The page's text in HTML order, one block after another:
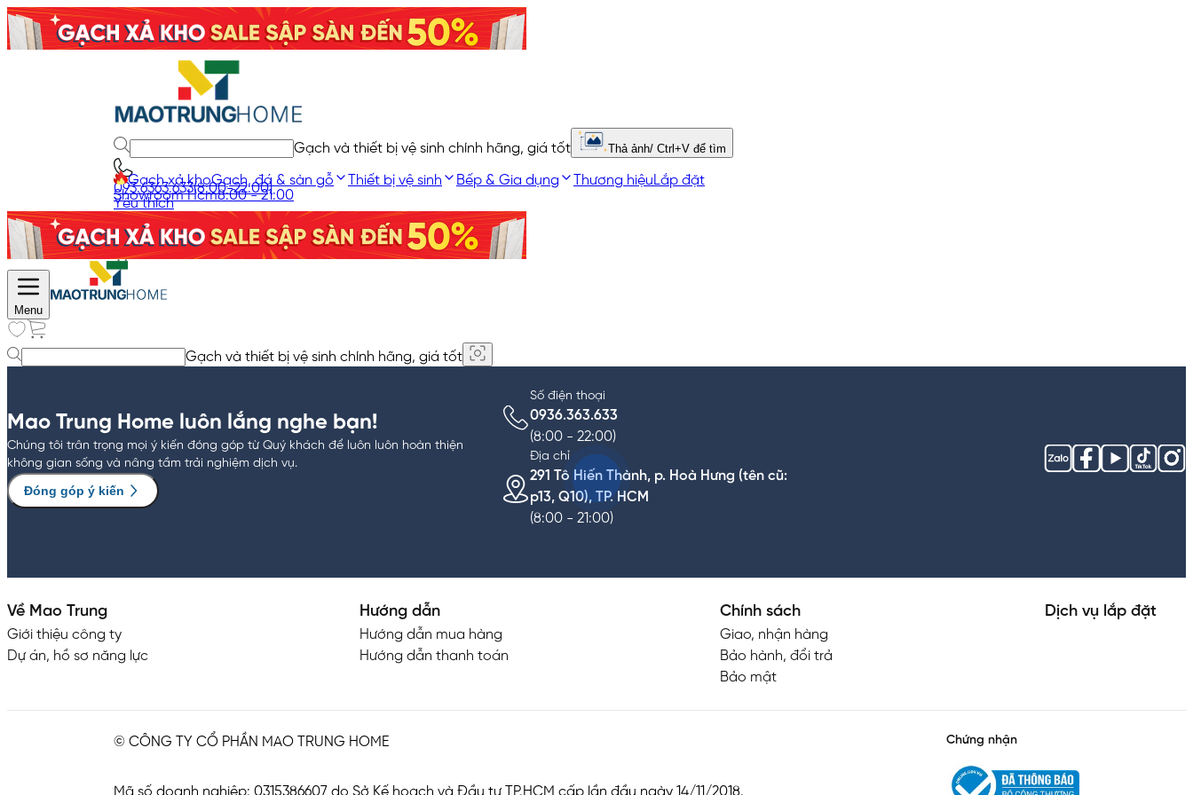
Gạch và thiết bị vệ sinh chính hãng, giá tốt Thả ảnh/ Ctrl+V để tìm
093.6363.633(8:00-22:00)
Yêu thích
Giỏ hàng
Gạch xả khoGạch, đá & sàn gỗ Thiết bị vệ sinh Bếp & Gia dụng Thương hiệuLắp đặt
Showroom Hcm8:00 - 21:00
Menu
Gạch và thiết bị vệ sinh chính hãng, giá tốt
Mao Trung Home luôn lắng nghe bạn!
Chúng tôi trân trọng mọi ý kiến đóng góp từ Quý khách để luôn luôn hoàn thiện
không gian sống và nâng tầm trải nghiệm dịch vụ.
Đóng góp ý kiến
Số điện thoại
0936.363.633
(8:00 - 22:00)
Địa chỉ
291 Tô Hiến Thành, p. Hoà Hưng (tên cũ:
p13, Q10), TP. HCM
(8:00 - 21:00)
Về Mao Trung
Giới thiệu công ty
Dự án, hồ sơ năng lực
Hướng dẫn
Hướng dẫn mua hàng
Hướng dẫn thanh toán
Chính sách
Giao, nhận hàng
Bảo hành, đổi trả
Bảo mật
Dịch vụ lắp đặt
© CÔNG TY CỔ PHẦN MAO TRUNG HOME
Mã số doanh nghiệp: 0315386607 do Sở Kế hoạch và Đầu tư TP.HCM cấp lần đầu ngày 14/11/2018.
Chứng nhận